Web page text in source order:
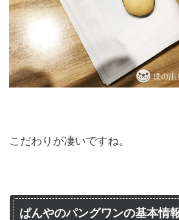
こだわりが凄いですね。
ぱんやのパングワンの基本情